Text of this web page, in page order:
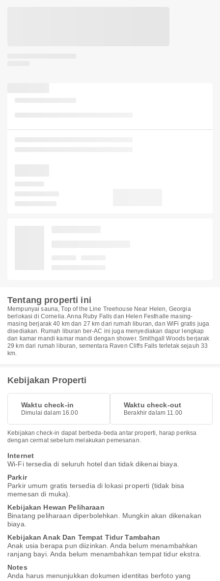
Tentang properti ini
Mempunyai sauna, Top of the Line Treehouse Near Helen, Georgia
berlokasi di Cornelia. Anna Ruby Falls dan Helen Festhalle masing-
masing berjarak 40 km dan 27 km dari rumah liburan, dan WiFi gratis juga
disediakan. Rumah liburan ber-AC ini juga menyediakan dapur lengkap
dan kamar mandi kamar mandi dengan shower. Smithgall Woods berjarak
29 km dari rumah liburan, sementara Raven Cliffs Falls terletak sejauh 33
km.
Kebijakan Properti
Waktu check-in
Dimulai dalam 16.00
Waktu check-out
Berakhir dalam 11.00
Kebijakan check-in dapat berbeda-beda antar properti, harap periksa
dengan cermat sebelum melakukan pemesanan.
Internet
Wi-Fi tersedia di seluruh hotel dan tidak dikenai biaya.
Parkir
Parkir umum gratis tersedia di lokasi properti (tidak bisa
memesan di muka).
Kebijakan Hewan Peliharaan
Binatang peliharaan diperbolehkan. Mungkin akan dikenakan
biaya.
Kebijakan Anak Dan Tempat Tidur Tambahan
Anak usia berapa pun diizinkan. Anda belum menambahkan
ranjang bayi. Anda belum menambahkan tempat tidur ekstra.
Notes
Anda harus menunjukkan dokumen identitas berfoto yang